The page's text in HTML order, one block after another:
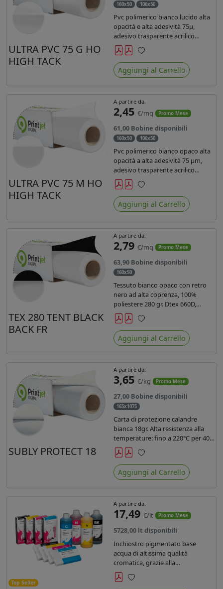
ULTRA PVC 75 G HO
HIGH TACK
160x50 106x50
Pvc polimerico bianco lucido alta
opacità e alta adesività 75µ,
adesivo trasparente acrilico
hotmelt permanente, durata 5-7
anni, liner 140gr PE su entrambi
lati. Prestazioni di alto livello.
Dotato di certificato ignifugo
Preferiti
Aggiungi al Carrello
ULTRA PVC 75 M HO
HIGH TACK
A partire da:
2,45 €/mq Promo Mese
61,00 Bobine disponibili
160x50 106x50
Pvc polimerico bianco opaco alta
opacità a alta adesività 75 µm,
adesivo trasparente acrilico
hotmelt permanente, durata 5-7
anni liner 140gr PE su entrambi
lati. Dotato di certificato ignifugo
Bs1d0.
Preferiti
Aggiungi al Carrello
TEX 280 TENT BLACK
BACK FR
A partire da:
2,79 €/mq Promo Mese
63,90 Bobine disponibili
160x50
Tessuto bianco opaco con retro
nero ad alta coprenza, 100%
poliestere 280 gr. Dtex 660D,
idrorepellente, adatto alla stampa
sublimatica indiretta. Ideale per
tende ,coperture gazebo, prodotti
gonfiabili o cuscini di
Preferiti
Aggiungi al Carrello
SUBLY PROTECT 18
A partire da:
3,65 €/kg Promo Mese
27,00 Bobine disponibili
165x1075
Carta di protezione calandre
bianca 18gr. Alta resistenza alla
temperature: fino a 220°C per 40
secondi. Lunghezza 1075 mtl,
peso kg 35, diam. 20cm.
Preferiti
Aggiungi al Carrello
Top Seller
A partire da:
17,49 €/lt Promo Mese
5728,00 lt disponibili
Inchiostro pigmentato base
acqua di altissima qualità
cromatica, grazie alla
concentrazione di pigmenti
permette di realizzare stampe di